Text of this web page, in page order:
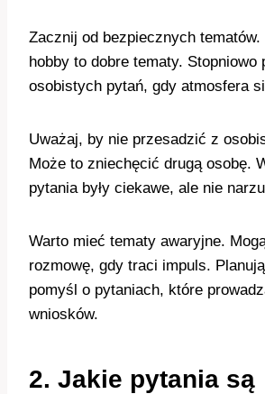
Zacznij od bezpiecznych
hobby to dobre tematy. Stopniowo
osobistych pytań, gdy atmosfera
Uważaj, by nie przesadzić z
Może to zniechęcić drugą osobę.
pytania były ciekawe, ale nie
Warto mieć tematy awaryjne.
rozmowę, gdy traci impuls.
pomyśl o pytaniach, które
wniosków.
2. Jakie pytania są